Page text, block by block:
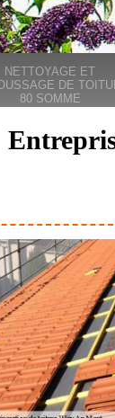
NETTOYAGE ET
DE
80 SOMME